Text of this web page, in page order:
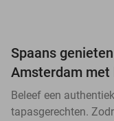
Spaans
Amsterdam met
Beleef een
tapasgerechten.